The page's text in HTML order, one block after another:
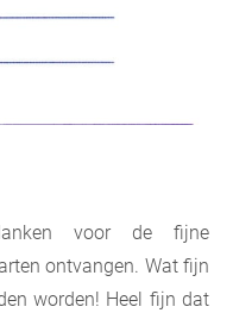
voor de fijne
ontvangen. Wat fijn
worden! Heel fijn dat